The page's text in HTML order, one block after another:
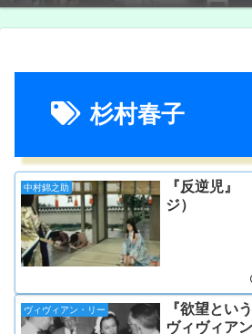
杉村春子
中村錦之助
『反逆児』
ジ）
ヴィヴィアン・リー
『欲望とい
ヴィヴィア